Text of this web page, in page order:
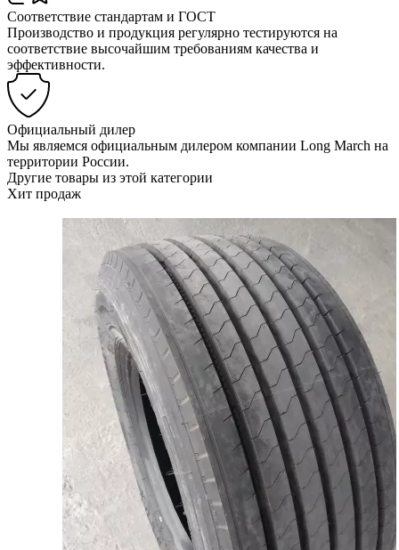
Соответствие стандартам и ГОСТ
Производство и продукция регулярно тестируются на
соответствие высочайшим требованиям качества и
эффективности.
Официальный дилер
Мы являемся официальным дилером компании Long March на
территории России.
Другие товары из этой категории
Хит продаж